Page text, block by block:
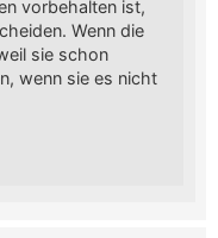
vorbehalten ist,
Wenn die
sie schon
wenn sie es nicht